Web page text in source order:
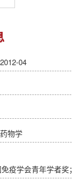
2012-04
物学
疫学会青年学者奖；